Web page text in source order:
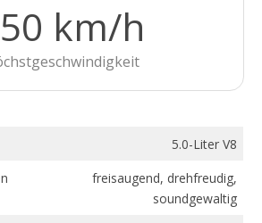
km/h
5.0-Liter V8
freisaugend, drehfreudig,
soundgewaltig